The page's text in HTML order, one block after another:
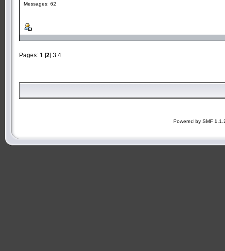
Messages: 62
Pages: 1 [2] 3 4
Powered by SMF